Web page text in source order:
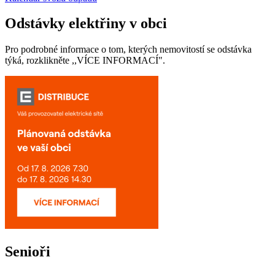
Odstávky elektřiny v obci
Pro podrobné informace o tom, kterých nemovitostí se odstávka
týká, rozklikněte ,,VÍCE INFORMACÍ".
Senioři